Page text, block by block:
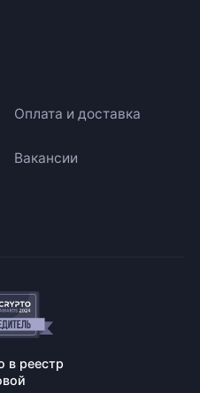
Оплата и доставка
Вакансии
в реестр